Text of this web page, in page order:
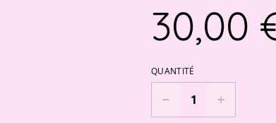
30,00
QUANTITÉ